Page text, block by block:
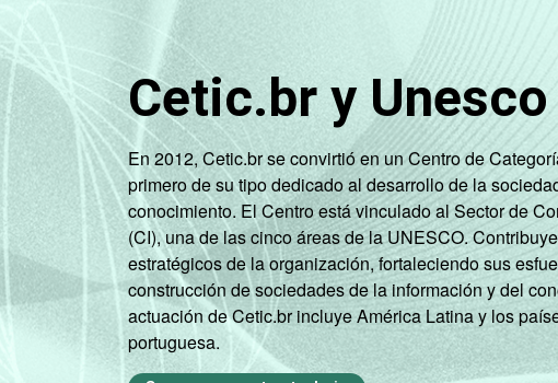
Cetic.br y Unesco
En 2012, Cetic.br se convirtió en un Centro de
primero de su tipo dedicado al desarrollo de la
conocimiento. El Centro está vinculado al Sector de
(CI), una de las cinco áreas de la UNESCO.
estratégicos de la organización, fortaleciendo sus
construcción de sociedades de la información y del
actuación de Cetic.br incluye América Latina y los
portuguesa.